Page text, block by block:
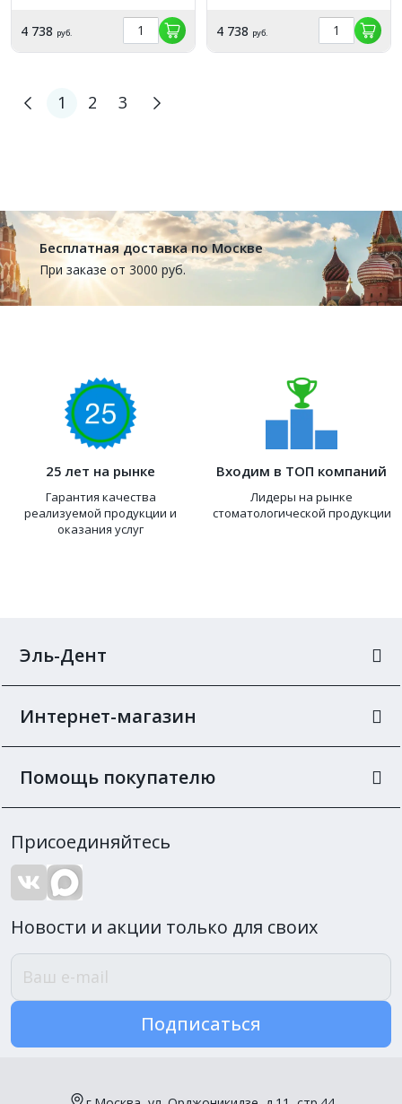
4 738 руб. 4 738 руб.
1 2 3
Бесплатная доставка по Москве
При заказе от 3000 руб.
25 лет на рынке
Гарантия качества
реализуемой продукции и
оказания услуг
Входим в ТОП компаний
Лидеры на рынке
стоматологической продукции
Эль-Дент
Интернет-магазин
Помощь покупателю
Присоединяйтесь
Новости и акции только для своих
Подписаться